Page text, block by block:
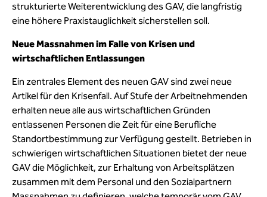
strukturierte Weiterentwicklung des GAV, die langfristig
eine höhere Praxistauglichkeit sicherstellen soll.
Neue Massnahmen im Falle von Krisen und
wirtschaftlichen Entlassungen
Ein zentrales Element des neuen GAV sind zwei neue
Artikel für den Krisenfall. Auf Stufe der Arbeitnehmenden
erhalten neue alle aus wirtschaftlichen Gründen
entlassenen Personen die Zeit für eine Berufliche
Standortbestimmung zur Verfügung gestellt. Betrieben in
schwierigen wirtschaftlichen Situationen bietet der neue
GAV die Möglichkeit, zur Erhaltung von Arbeitsplätzen
zusammen mit dem Personal und den Sozialpartnern